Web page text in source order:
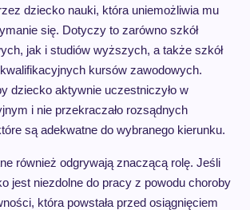
dziecko nauki, która uniemożliwia mu
się. Dotyczy to zarówno szkół
jak i studiów wyższych, a także szkół
kursów zawodowych.
dziecko aktywnie uczestniczyło w
i nie przekraczało rozsądnych
są adekwatne do wybranego kierunku.
również odgrywają znaczącą rolę. Jeśli
jest niezdolne do pracy z powodu choroby
która powstała przed osiągnięciem